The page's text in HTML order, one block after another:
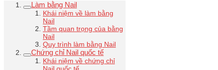
Làm bằng Nail
Khái niệm về làm bằng
Nail
Tầm quan trọng của bằng
Nail
Quy trình làm bằng Nail
Chứng chỉ Nail quốc tế
Khái niệm về chứng chỉ